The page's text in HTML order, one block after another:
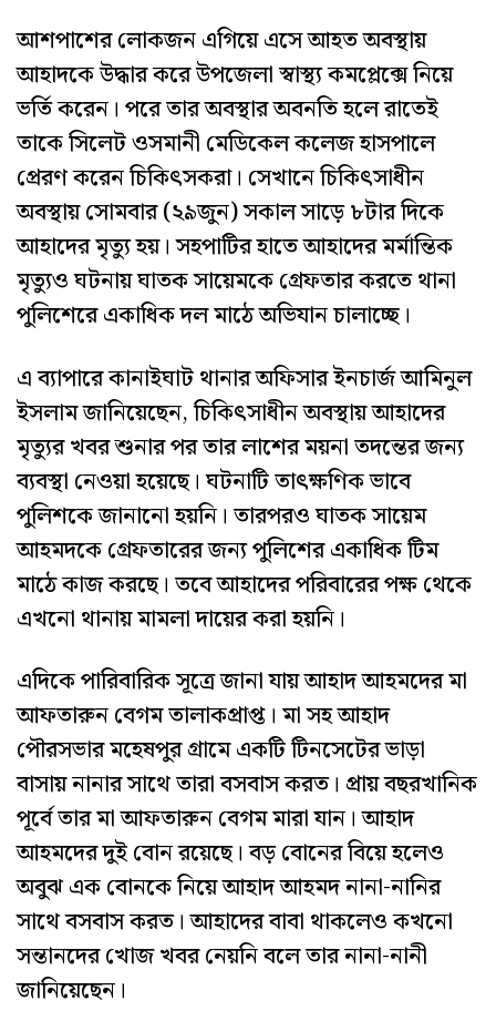
আশপাশের লোকজন এগিয়ে এসে আহত অবস্থায়
আহাদকে উদ্ধার করে উপজেলা স্বাস্থ্য কমপ্লেক্সে নিয়ে
ভর্তি করেন। পরে তার অবস্থার অবনতি হলে রাতেই
তাকে সিলেট ওসমানী মেডিকেল কলেজ হাসপালে
প্রেরণ করেন চিকিৎসকরা। সেখানে চিকিৎসাধীন
অবস্থায় সোমবার (২৯জুন) সকাল সাড়ে ৮টার দিকে
আহাদের মৃত্যু হয়। সহপাটির হাতে আহাদের মর্মান্তিক
মৃত্যুও ঘটনায় ঘাতক সায়েমকে গ্রেফতার করতে থানা
পুলিশেরে একাধিক দল মাঠে অভিযান চালাচ্ছে।
এ ব্যাপারে কানাইঘাট থানার অফিসার ইনচার্জ আমিনুল
ইসলাম জানিয়েছেন, চিকিৎসাধীন অবস্থায় আহাদের
মৃত্যুর খবর শুনার পর তার লাশের ময়না তদন্তের জন্য
ব্যবস্থা নেওয়া হয়েছে। ঘটনাটি তাৎক্ষণিক ভাবে
পুলিশকে জানানো হয়নি। তারপরও ঘাতক সায়েম
আহমদকে গ্রেফতারের জন্য পুলিশের একাধিক টিম
মাঠে কাজ করছে। তবে আহাদের পরিবারের পক্ষ থেকে
এখনো থানায় মামলা দায়ের করা হয়নি।
এদিকে পারিবারিক সূত্রে জানা যায় আহাদ আহমদের মা
আফতারুন বেগম তালাকপ্রাপ্ত। মা সহ আহাদ
পৌরসভার মহেষপুর গ্রামে একটি টিনসেটের ভাড়া
বাসায় নানার সাথে তারা বসবাস করত। প্রায় বছরখানিক
পূর্বে তার মা আফতারুন বেগম মারা যান। আহাদ
আহমদের দুই বোন রয়েছে। বড় বোনের বিয়ে হলেও
অবুঝ এক বোনকে নিয়ে আহাদ আহমদ নানা-নানির
সাথে বসবাস করত। আহাদের বাবা থাকলেও কখনো
সন্তানদের খোজ খবর নেয়নি বলে তার নানা-নানী
জানিয়েছেন।